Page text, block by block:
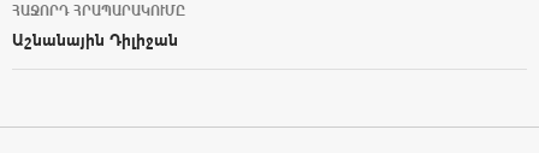
ՀԱՋՈՐԴ ՀՐԱՊԱՐԱԿՈՒՄԸ
Աշնանային Դիլիջան